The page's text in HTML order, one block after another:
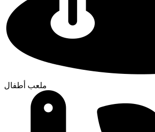
ملعب أطفال